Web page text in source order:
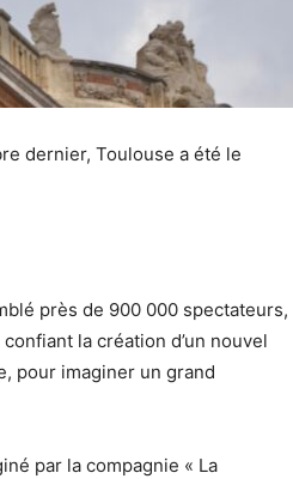
dernier, Toulouse a été le
près de 900 000 spectateurs,
la création d’un nouvel
pour imaginer un grand
par la compagnie « La